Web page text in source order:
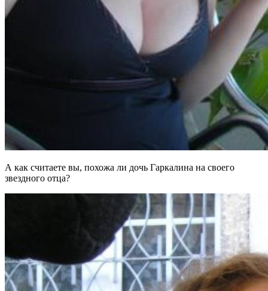
А как считаете вы, похожа ли дочь Гаркалина на своего
звездного отца?